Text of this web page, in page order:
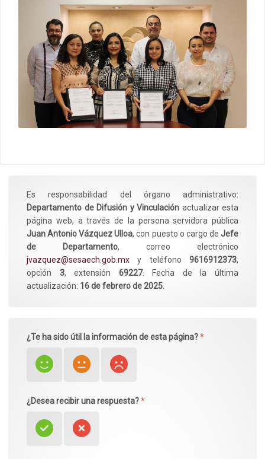
Es responsabilidad del órgano administrativo:
Departamento de Difusión y Vinculación actualizar esta
página web, a través de la persona servidora pública
Juan Antonio Vázquez Ulloa, con puesto o cargo de Jefe
de Departamento, correo electrónico
jvazquez@sesaech.gob.mx y teléfono 9616912373,
opción 3, extensión 69227. Fecha de la última
actualización: 16 de febrero de 2025.
¿Te ha sido útil la información de esta página?*
¿Desea recibir una respuesta?*